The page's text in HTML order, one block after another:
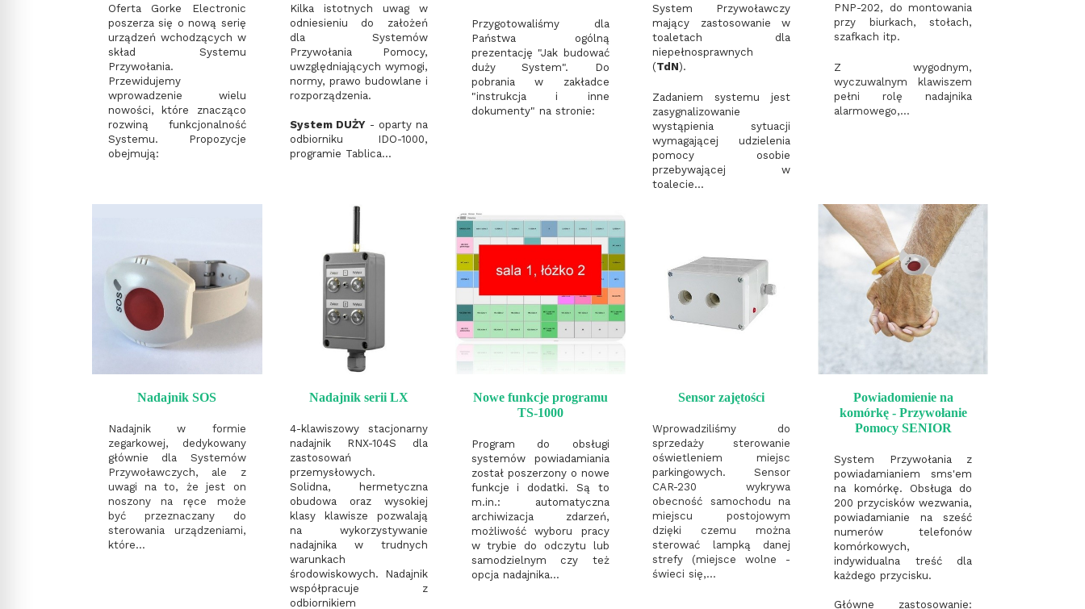
Oferta Gorke Electronic
poszerza się o nową serię
urządzeń wchodzących w
skład Systemu
Przywołania.
Przewidujemy
wprowadzenie wielu
nowości, które znacząco
rozwiną funkcjonalność
Systemu. Propozycje
obejmują:
Kilka istotnych uwag w
odniesieniu do założeń
dla Systemów
Przywołania Pomocy,
uwzględniających wymogi,
normy, prawo budowlane i
rozporządzenia.
System DUŻY- oparty na
odbiorniku IDO-1000,
programie Tablica...
Przygotowaliśmy dla
Państwa ogólną
prezentację "Jak budować
duży System". Do
pobrania w zakładce
"instrukcja i inne
dokumenty" na stronie:
System Przywoławczy
mający zastosowanie w
toaletach dla
niepełnosprawnych
(TdN).
Zadaniem systemu jest
zasygnalizowanie
wystąpienia sytuacji
wymagającej udzielenia
pomocy osobie
przebywającej w
toalecie...
PNP-202, do montowania
przy biurkach, stołach,
szafkach itp.
Z wygodnym,
wyczuwalnym klawiszem
pełni rolę nadajnika
alarmowego,...
Nadajnik SOS
Nadajnik w formie
zegarkowej, dedykowany
głównie dla Systemów
Przywoławczych, ale z
uwagi na to, że jest on
noszony na ręce może
być przeznaczany do
sterowania urządzeniami,
które...
Nadajnik serii LX
4-klawiszowy stacjonarny
nadajnik RNX-104S dla
zastosowań
przemysłowych.
Solidna, hermetyczna
obudowa oraz wysokiej
klasy klawisze pozwalają
na wykorzystywanie
nadajnika w trudnych
warunkach
środowiskowych. Nadajnik
współpracuje z
odbiornikiem
Nowe funkcje programu
TS-1000
Program do obsługi
systemów powiadamiania
został poszerzony o nowe
funkcje i dodatki. Są to
m.in.: automatyczna
archiwizacja zdarzeń,
możliwość wyboru pracy
w trybie do odczytu lub
samodzielnym czy też
opcja nadajnika...
Sensor zajętości
Wprowadziliśmy do
sprzedaży sterowanie
oświetleniem miejsc
parkingowych. Sensor
CAR-230 wykrywa
obecność samochodu na
miejscu postojowym
dzięki czemu można
sterować lampką danej
strefy (miejsce wolne -
świeci się,...
Powiadomienie na
komórkę - Przywołanie
Pomocy SENIOR
System Przywołania z
powiadamianiem sms'em
na komórkę. Obsługa do
200 przycisków wezwania,
powiadamianie na sześć
numerów telefonów
komórkowych,
indywidualna treść dla
każdego przycisku.
Główne zastosowanie: